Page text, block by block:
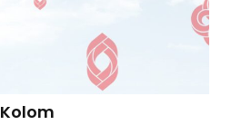
Kolom